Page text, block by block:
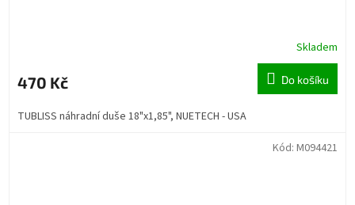
Skladem
470 Kč Do košíku
TUBLISS náhradní duše 18"x1,85", NUETECH - USA
Kód: M094421